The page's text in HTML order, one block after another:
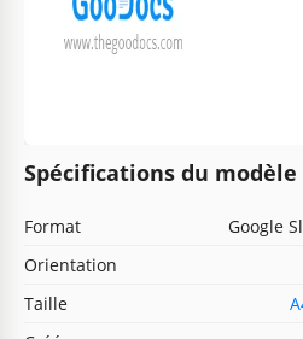
Spécifications du modèle
Format
Google
Orientation
Taille